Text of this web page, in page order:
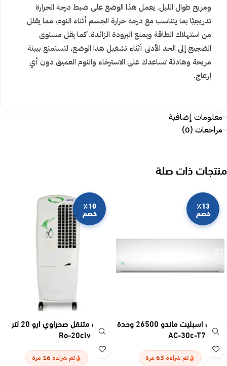
ومريح طوال الليل. يعمل هذا الوضع على ضبط درجة الحرارة
تدريجيًا بما يتناسب مع درجة حرارة الجسم أثناء النوم، مما يقلل
من استهلاك الطاقة ويمنع البرودة الزائدة. كما يقل مستوى
الضجيج إلى الحد الأدنى أثناء تشغيل هذا الوضع، لتستمتع ببيئة
مريحة وهادئة تساعدك على الاسترخاء والنوم العميق دون أي
إزعاج.
معلومات إضافية
مراجعات (0)
منتجات ذات صلة
٪13
خصم
مكيف اسبليت ماندو 26500 وحدة
– بارد AC-30c-T7
تم شراءه 63 مرة
٪10
خصم
مكيف متنقل صحراوي ارو 20 لتر
كرتون Ro-20clv
تم شراءه 16 مرة